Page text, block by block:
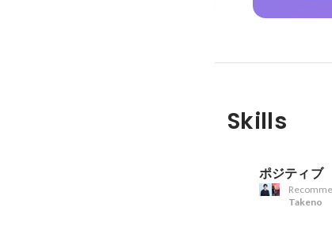
Skills
ポジティブ
Takeno